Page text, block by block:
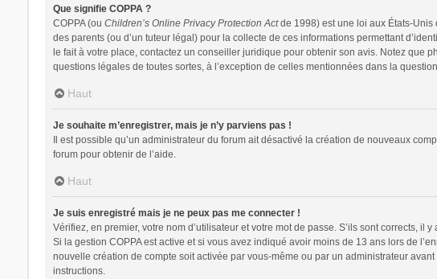
Que signifie COPPA ?
COPPA (ou Children’s Online Privacy Protection Actde 1998) est une loi aux États-Unis
des parents (ou d’un tuteur légal) pour la collecte de ces informations permettant
le fait à votre place, contactez un conseiller juridique pour obtenir son avis. Notez que
questions légales de toutes sortes, à l’exception de celles mentionnées dans la
Haut
Je souhaite m’enregistrer, mais je n’y parviens pas !
Il est possible qu’un administrateur du forum ait désactivé la création de nouveaux
forum pour obtenir de l’aide.
Haut
Je suis enregistré mais je ne peux pas me connecter !
Vérifiez, en premier, votre nom d’utilisateur et votre mot de passe. S’ils sont corrects, il
Si la gestion COPPA est active et si vous avez indiqué avoir moins de 13 ans lors de
nouvelle création de compte soit activée par vous-même ou par un administrateur
instructions.